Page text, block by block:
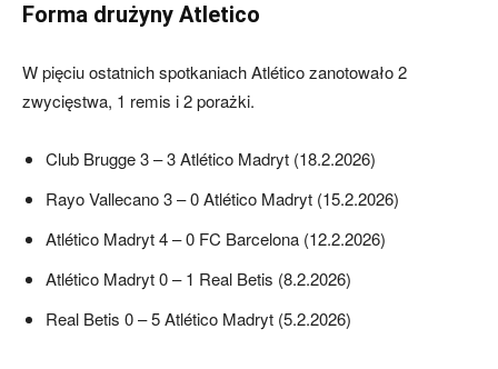
Forma drużyny Atletico
W pięciu ostatnich spotkaniach Atlético zanotowało 2
zwycięstwa, 1 remis i 2 porażki.
Club Brugge 3 – 3 Atlético Madryt (18.2.2026)
Rayo Vallecano 3 – 0 Atlético Madryt (15.2.2026)
Atlético Madryt 4 – 0 FC Barcelona (12.2.2026)
Atlético Madryt 0 – 1 Real Betis (8.2.2026)
Real Betis 0 – 5 Atlético Madryt (5.2.2026)